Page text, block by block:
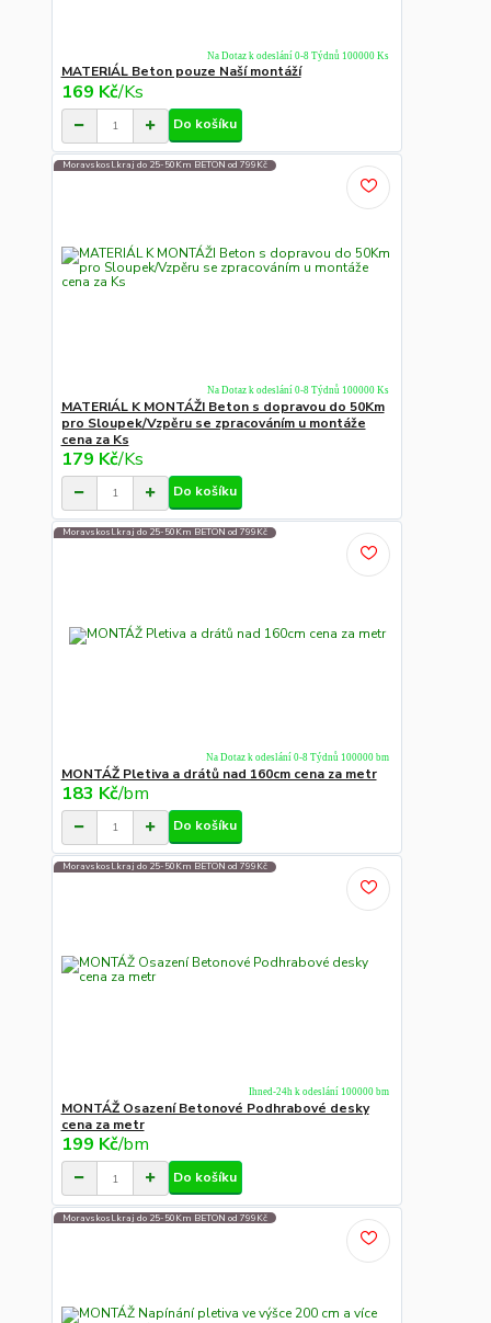
MATERIÁL Beton pouze Naší montáží
169 Kč/Ks
Na Dotaz k odeslání 0-8 Týdnů 100000 Ks
Do košíku
Moravskosl.kraj do 25-50Km BETON od 799Kč
MATERIÁL K MONTÁŽI Beton s dopravou do 50Km
pro Sloupek/Vzpěru se zpracováním u montáže
cena za Ks
179 Kč/Ks
Na Dotaz k odeslání 0-8 Týdnů 100000 Ks
Do košíku
Moravskosl.kraj do 25-50Km BETON od 799Kč
MONTÁŽ Pletiva a drátů nad 160cm cena za metr
183 Kč/bm
Na Dotaz k odeslání 0-8 Týdnů 100000 bm
Do košíku
Moravskosl.kraj do 25-50Km BETON od 799Kč
MONTÁŽ Osazení Betonové Podhrabové desky
cena za metr
199 Kč/bm
Ihned-24h k odeslání 100000 bm
Do košíku
Moravskosl.kraj do 25-50Km BETON od 799Kč